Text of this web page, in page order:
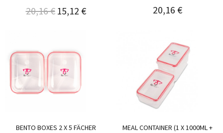
20,16 € 15,12 € 20,16 €
BENTO BOXES 2 X 5 FÄCHER
MEAL CONTAINER (1 X 1000ML +